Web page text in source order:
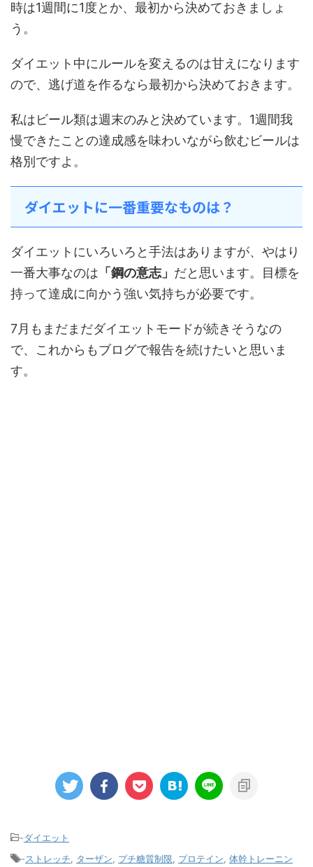
時は1週間に1度とか、最初から決めておきましょ
う。
ダイエット中にルールを変えるのは甘えになります
ので、逃げ道を作るなら最初から決めておきます。
私はビール類は週末のみと決めています。1週間我
慢できたことの達成感を味わいながら飲むビールは
格別ですよ。
ダイエットに一番重要なものは？
ダイエットにいろいろと手法はありますが、やはり
一番大事なのは 「鋼の意志」 だと思います。目標を
持って達成に向かう強い気持ちが必要です。
7月もまだまだダイエットモードが続きそうなの
で、これからもブログで報告を続けたいと思いま
す。
-ダイエット
-ストレッチ ターザン プチ糖質制限 プロテイン 体幹トレーニン